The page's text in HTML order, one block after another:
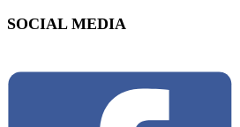
SOCIAL MEDIA